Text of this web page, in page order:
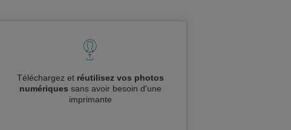
Téléchargez et réutilisez vos photos
numériques sans avoir besoin d'une
imprimante